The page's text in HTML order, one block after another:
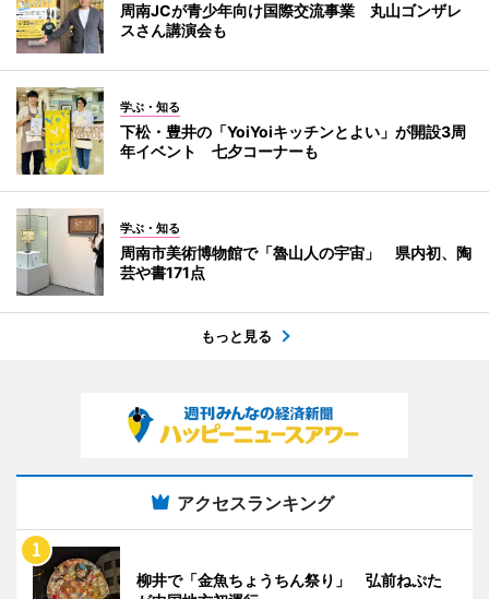
周南JCが青少年向け国際交流事業 丸山ゴンザレ
スさん講演会も
学ぶ・知る
下松・豊井の「YoiYoiキッチンとよい」が開設3周
年イベント 七夕コーナーも
学ぶ・知る
周南市美術博物館で「魯山人の宇宙」 県内初、陶
芸や書171点
もっと見る
アクセスランキング
柳井で「金魚ちょうちん祭り」 弘前ねぷた